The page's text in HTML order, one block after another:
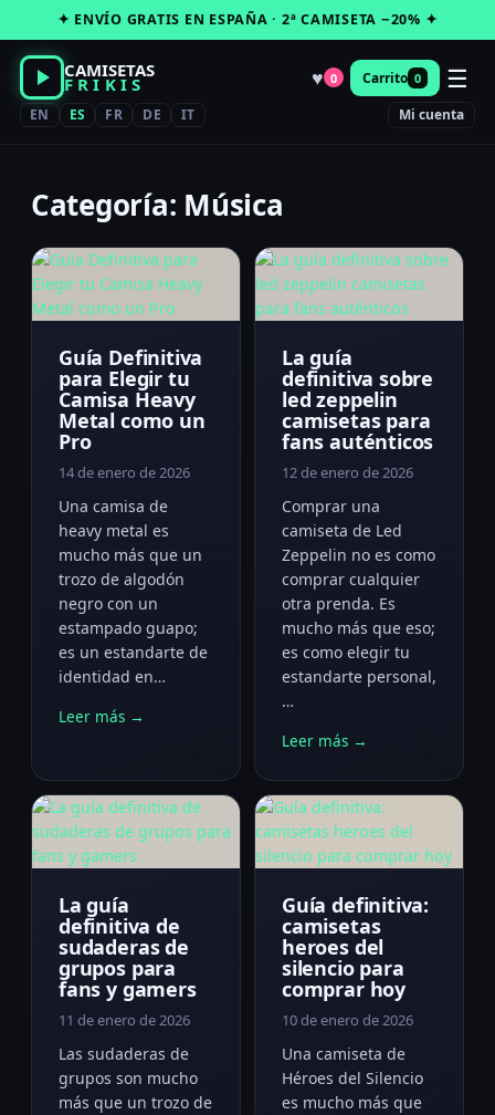
al
contenido
✦ ENVÍO GRATIS EN ESPAÑA · 2ª CAMISETA −20% ✦
CAMISETAS
FRIKIS ♥ 0 Carrito 0 ☰
EN ES FR DE IT Mi cuenta
Categoría: Música
Guía Definitiva
para Elegir tu
Camisa Heavy
Metal como un
Pro
14 de enero de 2026
Una camisa de
heavy metal es
mucho más que un
trozo de algodón
negro con un
estampado guapo;
es un estandarte de
identidad en…
Leer más →
La guía
definitiva sobre
led zeppelin
camisetas para
fans auténticos
12 de enero de 2026
Comprar una
camiseta de Led
Zeppelin no es como
comprar cualquier
otra prenda. Es
mucho más que eso;
es como elegir tu
estandarte personal,
…
Leer más →
La guía
definitiva de
sudaderas de
grupos para
fans y gamers
11 de enero de 2026
Las sudaderas de
grupos son mucho
más que un trozo de
Guía definitiva:
camisetas
heroes del
silencio para
comprar hoy
10 de enero de 2026
Una camiseta de
Héroes del Silencio
es mucho más que